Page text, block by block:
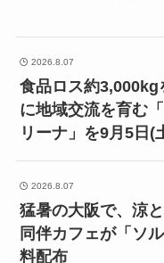
2026.8.07
食品ロス約
に地域交流を育む
リーナ」を9月5日(
2026.8.07
猛暑の大阪で、涼
同伴カフェが「ソ
料配布